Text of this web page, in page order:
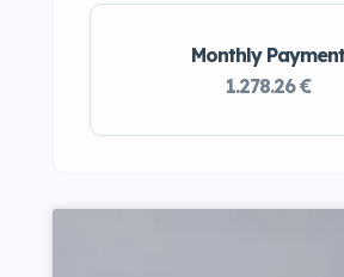
Monthly Payment
1.278.26 €